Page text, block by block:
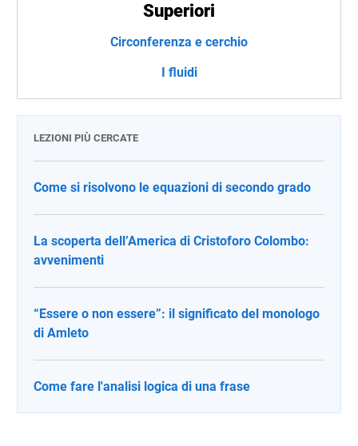
Superiori
Circonferenza e cerchio
I fluidi
LEZIONI PIÙ CERCATE
Come si risolvono le equazioni di secondo grado
La scoperta dell’America di Cristoforo Colombo:
avvenimenti
“Essere o non essere”: il significato del monologo
di Amleto
Come fare l'analisi logica di una frase